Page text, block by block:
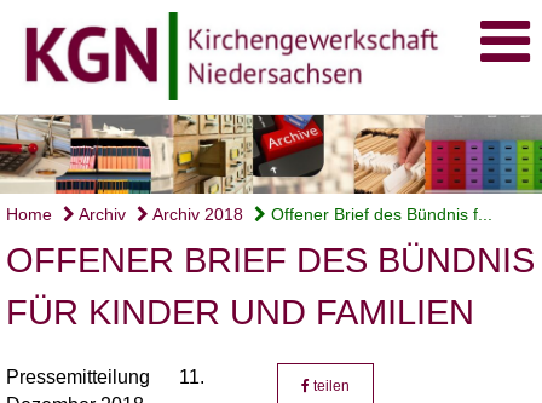
Home Archiv Archiv 2018 Offener Brief des Bündnis f...
OFFENER BRIEF DES BÜNDNIS
FÜR KINDER UND FAMILIEN
Pressemitteilung
11.
teilen